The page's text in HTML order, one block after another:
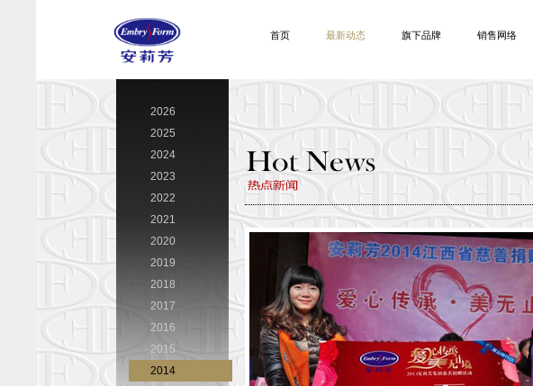
首页 最新动态 旗下品牌 销售网络
2026
2025
2024
2023
2022
2021
2020
2019
2018
2017
2016
2015
2014